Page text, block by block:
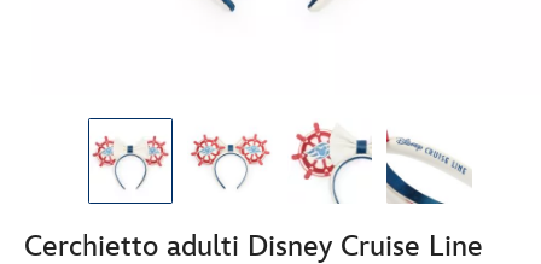
Cerchietto adulti Disney Cruise Line